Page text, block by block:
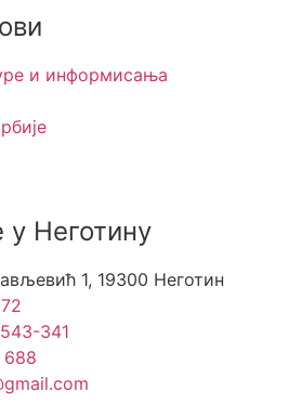
и информисања
у Неготину
1, 19300 Неготин
341
688